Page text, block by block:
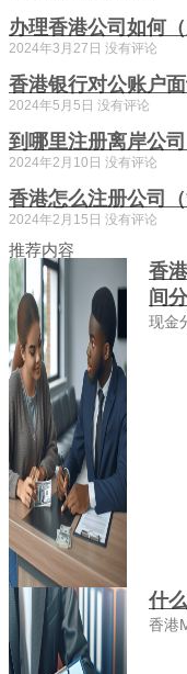
办理香港公司如何
2024年3月27日 没有评论
香港银行对公账户
2024年5月5日 没有评论
到哪里注册离岸公
2024年2月10日 没有评论
香港怎么注册公司
2024年2月15日 没有评论
推荐内容
香
间
现金
什
香港